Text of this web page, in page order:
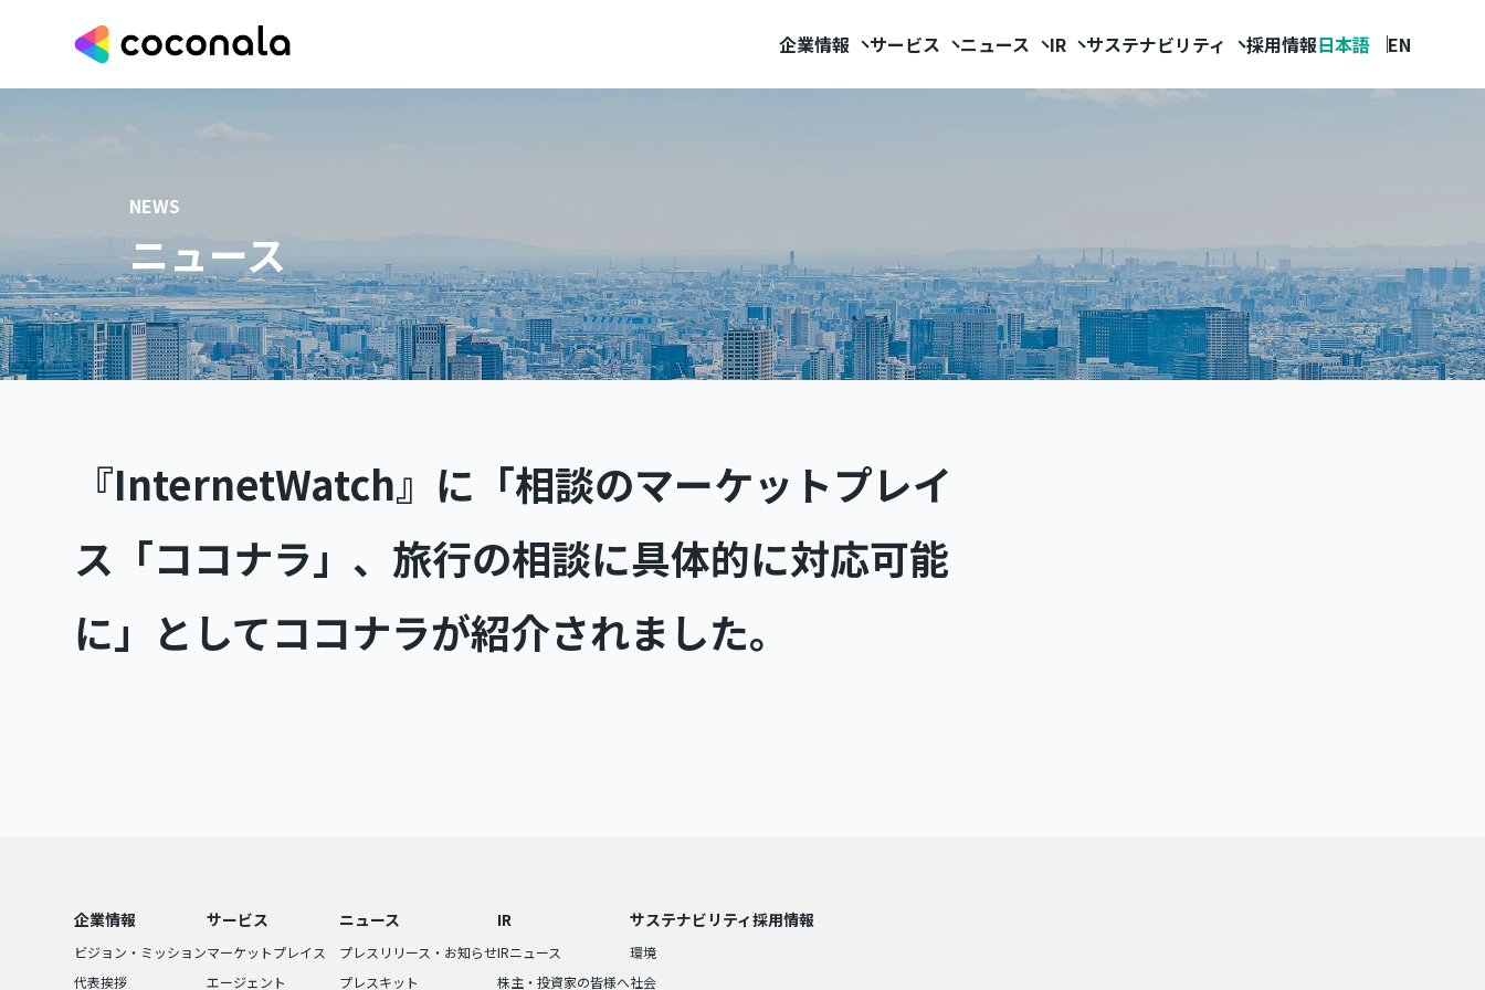
企業情報 サービス ニュース IR サステナビリティ 採用情報日本語 EN
NEWS
ニュース
『InternetWatch』に「相談のマーケットプレイ
ス「ココナラ」、旅行の相談に具体的に対応可能
に」としてココナラが紹介されました。
企業情報
ビジョン・ミッション
代表挨拶
サービス
マーケットプレイス
エージェント
ニュース
プレスリリース・お知らせ
プレスキット
IR
IRニュース
株主・投資家の皆様へ
サステナビリティ
環境
社会
採用情報